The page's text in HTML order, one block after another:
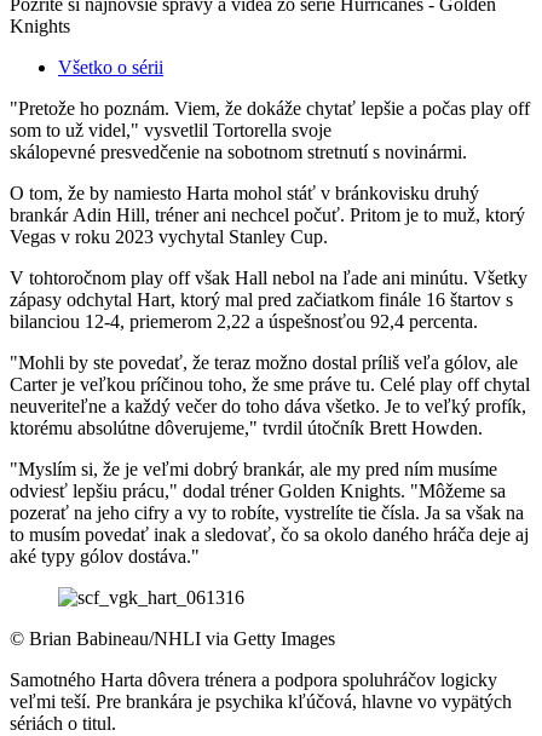
Pozrite si najnovšie správy a videá zo série Hurricanes - Golden
Knights
Všetko o sérii
"Pretože ho poznám. Viem, že dokáže chytať lepšie a počas play off
som to už videl," vysvetlil Tortorella svoje
skálopevné presvedčenie na sobotnom stretnutí s novinármi.
O tom, že by namiesto Harta mohol stáť v bránkovisku druhý
brankár Adin Hill, tréner ani nechcel počuť. Pritom je to muž, ktorý
Vegas v roku 2023 vychytal Stanley Cup.
V tohtoročnom play off však Hall nebol na ľade ani minútu. Všetky
zápasy odchytal Hart, ktorý mal pred začiatkom finále 16 štartov s
bilanciou 12-4, priemerom 2,22 a úspešnosťou 92,4 percenta.
"Mohli by ste povedať, že teraz možno dostal príliš veľa gólov, ale
Carter je veľkou príčinou toho, že sme práve tu. Celé play off chytal
neuveriteľne a každý večer do toho dáva všetko. Je to veľký profík,
ktorému absolútne dôverujeme," tvrdil útočník Brett Howden.
"Myslím si, že je veľmi dobrý brankár, ale my pred ním musíme
odviesť lepšiu prácu," dodal tréner Golden Knights. "Môžeme sa
pozerať na jeho cifry a vy to robíte, vystrelíte tie čísla. Ja sa však na
to musím povedať inak a sledovať, čo sa okolo daného hráča deje aj
aké typy gólov dostáva."
© Brian Babineau/NHLI via Getty Images
Samotného Harta dôvera trénera a podpora spoluhráčov logicky
veľmi teší. Pre brankára je psychika kľúčová, hlavne vo vypätých
sériách o titul.